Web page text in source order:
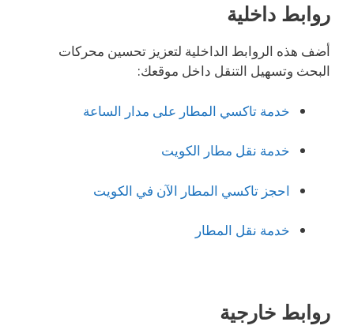
روابط داخلية
أضف هذه الروابط الداخلية لتعزيز تحسين محركات
البحث وتسهيل التنقل داخل موقعك:
خدمة تاكسي المطار على مدار الساعة
خدمة نقل مطار الكويت
احجز تاكسي المطار الآن في الكويت
خدمة نقل المطار
روابط خارجية